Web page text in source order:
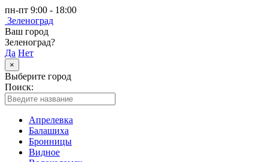
пн-пт 9:00 - 18:00
Зеленоград
Ваш город
Зеленоград?
Да Нет
×
Выберите город
Поиск:
Апрелевка
Балашиха
Бронницы
Видное